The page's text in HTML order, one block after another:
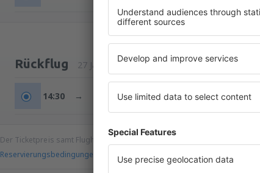
Rückflug 27 Jan (Mi.)
14:30 → Reisedauer: 3h
Der Ticketpreis samt Flughafengebühren (ohne Servicegebühr in Höhe von
Reservierungsbedingungen